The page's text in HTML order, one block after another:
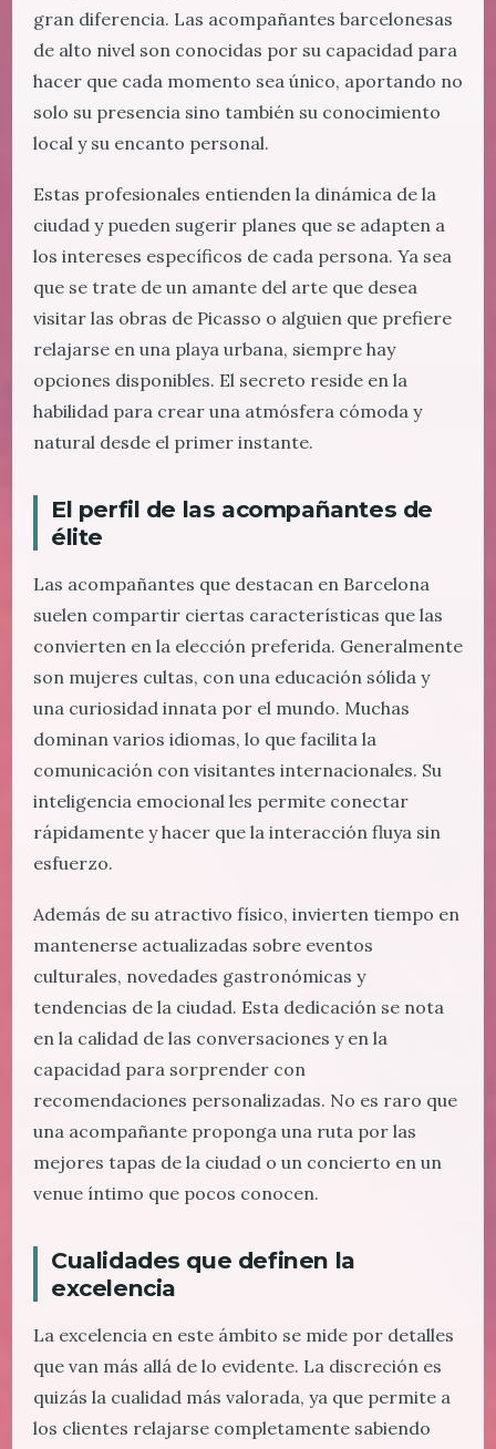
gran diferencia. Las acompañantes barcelonesas
de alto nivel son conocidas por su capacidad para
hacer que cada momento sea único, aportando no
solo su presencia sino también su conocimiento
local y su encanto personal.
Estas profesionales entienden la dinámica de la
ciudad y pueden sugerir planes que se adapten a
los intereses específicos de cada persona. Ya sea
que se trate de un amante del arte que desea
visitar las obras de Picasso o alguien que prefiere
relajarse en una playa urbana, siempre hay
opciones disponibles. El secreto reside en la
habilidad para crear una atmósfera cómoda y
natural desde el primer instante.
El perfil de las acompañantes de
élite
Las acompañantes que destacan en Barcelona
suelen compartir ciertas características que las
convierten en la elección preferida. Generalmente
son mujeres cultas, con una educación sólida y
una curiosidad innata por el mundo. Muchas
dominan varios idiomas, lo que facilita la
comunicación con visitantes internacionales. Su
inteligencia emocional les permite conectar
rápidamente y hacer que la interacción fluya sin
esfuerzo.
Además de su atractivo físico, invierten tiempo en
mantenerse actualizadas sobre eventos
culturales, novedades gastronómicas y
tendencias de la ciudad. Esta dedicación se nota
en la calidad de las conversaciones y en la
capacidad para sorprender con
recomendaciones personalizadas. No es raro que
una acompañante proponga una ruta por las
mejores tapas de la ciudad o un concierto en un
venue íntimo que pocos conocen.
Cualidades que definen la
excelencia
La excelencia en este ámbito se mide por detalles
que van más allá de lo evidente. La discreción es
quizás la cualidad más valorada, ya que permite a
los clientes relajarse completamente sabiendo